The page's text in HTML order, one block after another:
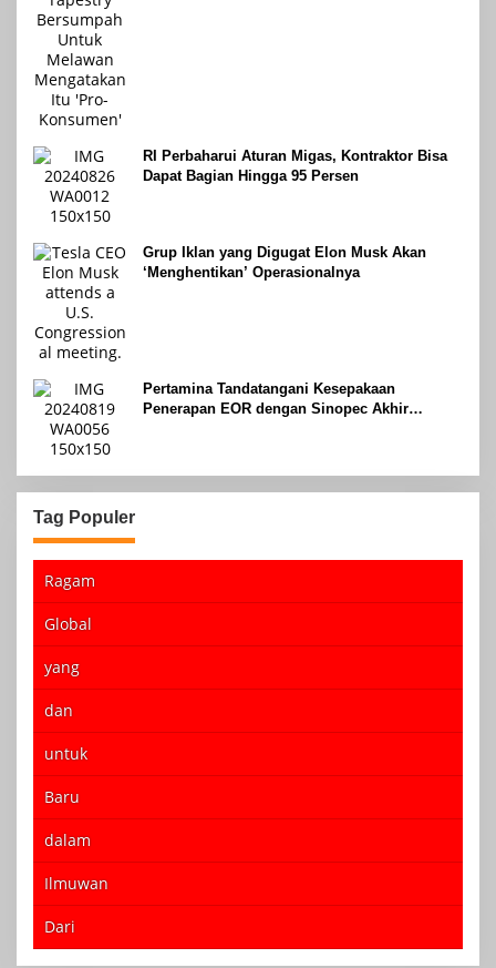
RI Perbaharui Aturan Migas, Kontraktor Bisa
Dapat Bagian Hingga 95 Persen
Grup Iklan yang Digugat Elon Musk Akan
‘Menghentikan’ Operasionalnya
Pertamina Tandatangani Kesepakaan
Penerapan EOR dengan Sinopec Akhir
Tag Populer
Ragam
Global
yang
dan
untuk
Baru
dalam
Ilmuwan
Dari